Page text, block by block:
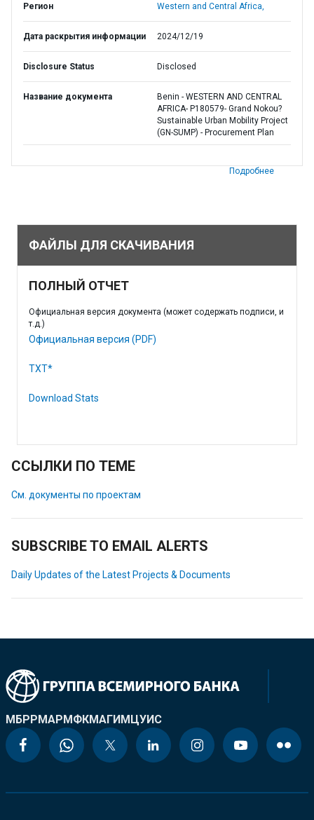
Регион Western and Central Africa,
Дата раскрытия информации 2024/12/19
Disclosure Status Disclosed
Название документа
Benin - WESTERN AND CENTRAL
AFRICA- P180579- Grand Nokou?
Sustainable Urban Mobility Project
(GN-SUMP) - Procurement Plan
Подробнее
ФАЙЛЫ ДЛЯ СКАЧИВАНИЯ
ПОЛНЫЙ ОТЧЕТ
Официальная версия документа (может содержать подписи, и
т.д.)
Официальная версия (PDF)
TXT*
Download Stats
ССЫЛКИ ПО ТЕМЕ
См. документы по проектам
SUBSCRIBE TO EMAIL ALERTS
Daily Updates of the Latest Projects & Documents
МБРРМАРМФКМАГИМЦУИС